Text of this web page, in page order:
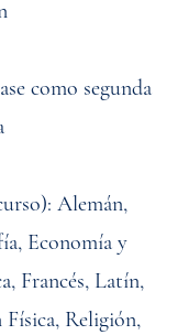
como segunda
Alemán,
Economía y
Francés, Latín,
Física, Religión,